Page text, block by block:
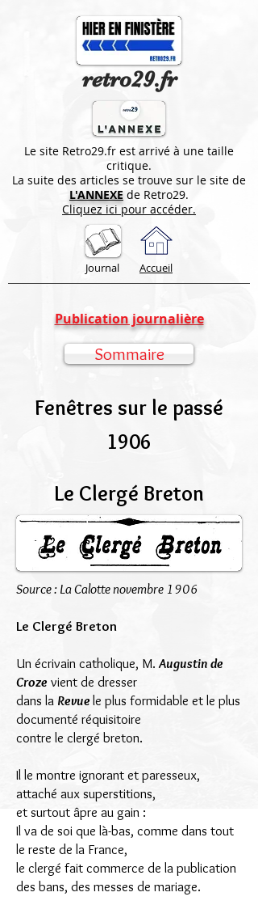
retro29.fr
Le site Retro29.fr est arrivé à une taille
critique.
La suite des articles se trouve sur le site de
L'ANNEXE de Retro29.
Cliquez ici pour accéder.
Journal Accueil
Publication journalière
Fenêtres sur le passé
1906
Le Clergé Breton
Sommaire
Source : La Calotte novembre 1906
Le Clergé Breton
Un écrivain catholique, M.Augustin de
Croze vient de dresser
dans la Revue le plus formidable et le plus
documenté réquisitoire
contre le clergé breton.
Il le montre ignorant et paresseux,
attaché aux superstitions,
et surtout âpre au gain :
Il va de soi que là-bas, comme dans tout
le reste de la France,
le clergé fait commerce de la publication
des bans, des messes de mariage.